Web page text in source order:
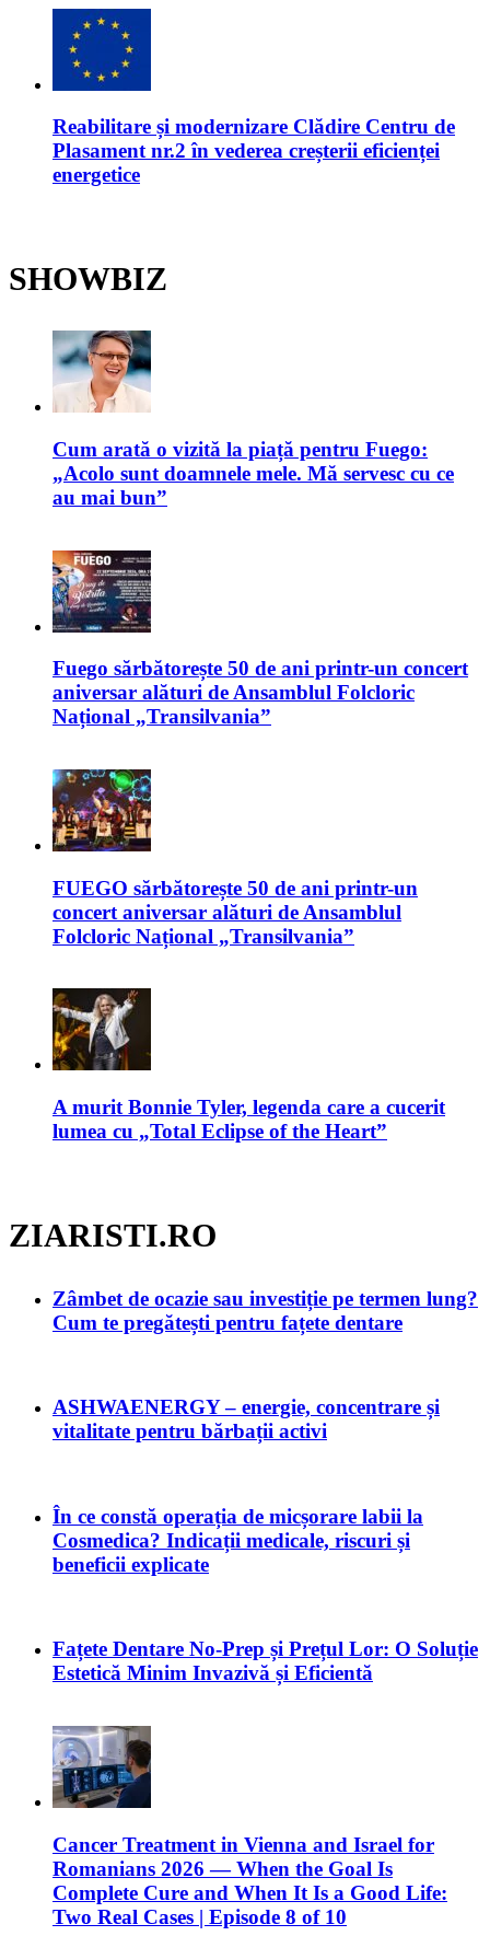
Reabilitare și modernizare Clădire Centru de
Plasament nr.2 în vederea creșterii eficienței
energetice
SHOWBIZ
Cum arată o vizită la piață pentru Fuego:
„Acolo sunt doamnele mele. Mă servesc cu ce
au mai bun”
Fuego sărbătorește 50 de ani printr-un concert
aniversar alături de Ansamblul Folcloric
Național „Transilvania”
FUEGO sărbătorește 50 de ani printr-un
concert aniversar alături de Ansamblul
Folcloric Național „Transilvania”
A murit Bonnie Tyler, legenda care a cucerit
lumea cu „Total Eclipse of the Heart”
ZIARISTI.RO
Zâmbet de ocazie sau investiție pe termen lung?
Cum te pregătești pentru fațete dentare
ASHWAENERGY – energie, concentrare și
vitalitate pentru bărbații activi
În ce constă operația de micșorare labii la
Cosmedica? Indicații medicale, riscuri și
beneficii explicate
Fațete Dentare No-Prep și Prețul Lor: O Soluție
Estetică Minim Invazivă și Eficientă
Cancer Treatment in Vienna and Israel for
Romanians 2026 — When the Goal Is
Complete Cure and When It Is a Good Life:
Two Real Cases | Episode 8 of 10